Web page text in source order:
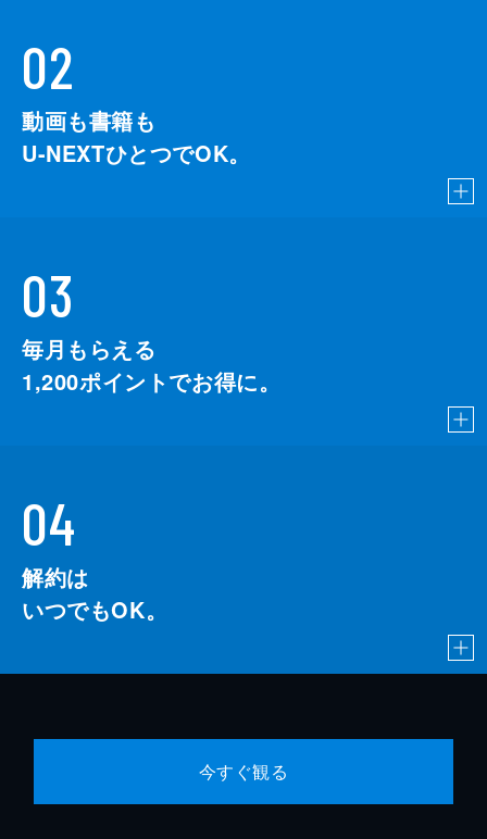
02
動画も書籍も
U-NEXTひとつでOK。
03
毎月もらえる
1,200ポイントでお得に。
04
解約は
いつでもOK。
今すぐ観る